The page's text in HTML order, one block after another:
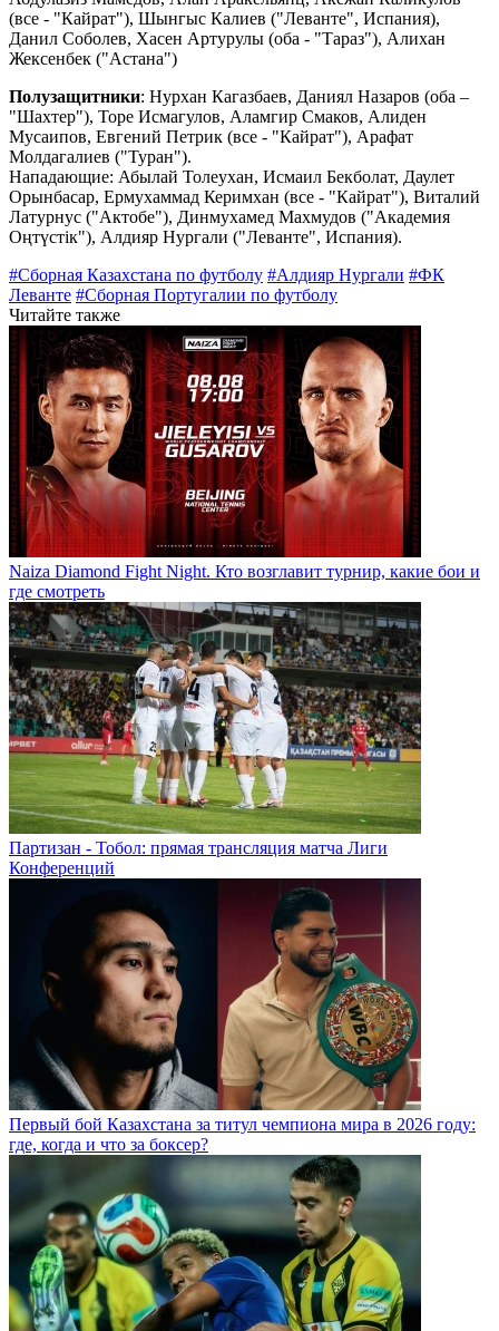
(все - "Кайрат"), Шынгыс Калиев ("Леванте", Испания),
Данил Соболев, Хасен Артурулы (оба - "Тараз"), Алихан
Жексенбек ("Астана")
Полузащитники: Нурхан Кагазбаев, Даниял Назаров (оба –
"Шахтер"), Торе Исмагулов, Аламгир Смаков, Алиден
Мусаипов, Евгений Петрик (все - "Кайрат"), Арафат
Молдагалиев ("Туран").
Нападающие: Абылай Толеухан, Исмаил Бекболат, Даулет
Орынбасар, Ермухаммад Керимхан (все - "Кайрат"), Виталий
Латурнус ("Актобе"), Динмухамед Махмудов ("Академия
Оңтүстік"), Алдияр Нургали ("Леванте", Испания).
#Сборная Казахстана по футболу #Алдияр Нургали #ФК
Леванте #Сборная Португалии по футболу
Читайте также
Naiza Diamond Fight Night. Кто возглавит турнир, какие бои и
где смотреть
Партизан - Тобол: прямая трансляция матча Лиги
Конференций
Первый бой Казахстана за титул чемпиона мира в 2026 году:
где, когда и что за боксер?